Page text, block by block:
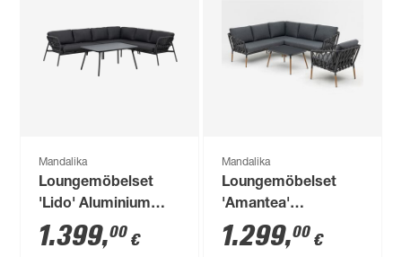
Mandalika
Loungemöbelset
'Lido' Aluminium
schwarz 4-teilig
1.399,00 €
Mandalika
Loungemöbelset
'Amantea'
Aluminium anthrazit
4-teilig
1.299,00 €